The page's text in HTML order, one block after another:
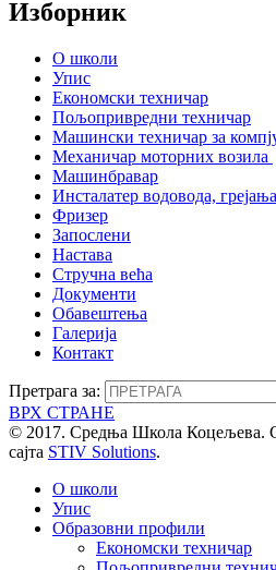
Изборник
О школи
Упис
Економски техничар
Пољопривредни техничар
Машински техничар за
Механичар моторних возила
Машинбравар
Инсталатер водовода,
Фризер
Запослени
Настава
Стручна већа
Документи
Обавештења
Галерија
Контакт
Претрага за:
ВРХ СТРАНЕ
© 2017. Средња Школа Коцељева.
сајта STIV Solutions.
О школи
Упис
Образовни профили
Економски техничар